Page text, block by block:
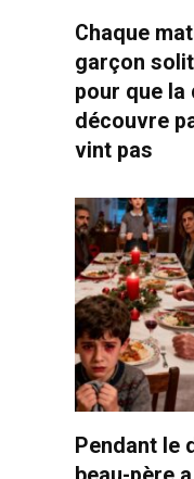
Chaque
garçon
pour que la
découvre
vint pas
Pendant le